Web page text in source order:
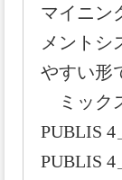
マイニン
メントシ
やすい形
ミック
PUBLIS
PUBLIS